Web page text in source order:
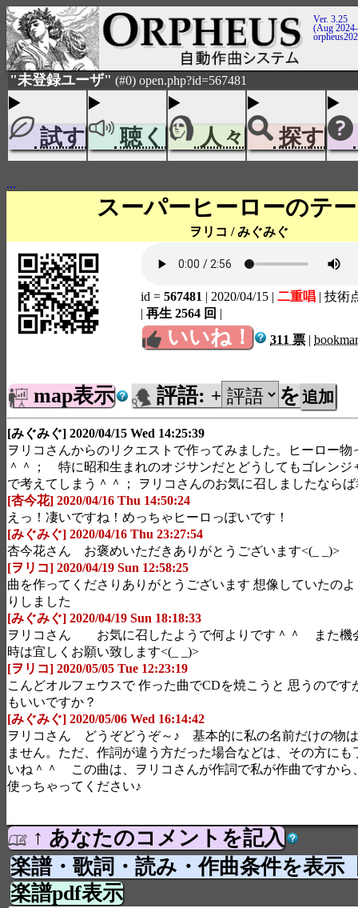
Ver. 3.25
(Aug
"未登録ユーザ" (#0) open.php?id=567481
試す 聴く 人々 探す
...
スーパーヒーローのテ
ヲリコ / みぐみぐ
id = 567481 | 2020/04/15 | 二重唱 | 技術
| 再生 2564 回 |
いいね！ 311 票 |
map表示 評語: + を
[みぐみぐ] 2020/04/15 Wed 14:25:39
ヲリコさんからのリクエストで作ってみました。ヒーロー物
＾＾； 特に昭和生まれのオジサンだとどうしてもゴレンジ
で考えてしまう＾＾； ヲリコさんのお気に召しましたならば
[杏今花] 2020/04/16 Thu 14:50:24
えっ！凄いですね！めっちゃヒーロっぽいです！
[みぐみぐ] 2020/04/16 Thu 23:27:54
杏今花さん お褒めいただきありがとうございます<(_ _)>
[ヲリコ] 2020/04/19 Sun 12:58:25
曲を作ってくださりありがとうございます 想像していたの
りしました
[みぐみぐ] 2020/04/19 Sun 18:18:33
ヲリコさん お気に召したようで何よりです＾＾ また機
時は宜しくお願い致します<(_ _)>
[ヲリコ] 2020/05/05 Tue 12:23:19
こんどオルフェウスで 作った曲でCDを焼こうと 思うのです
もいいですか？
[みぐみぐ] 2020/05/06 Wed 16:14:42
ヲリコさん どうぞどうぞ～♪ 基本的に私の名前だけの物
ません。ただ、作詞が違う方だった場合などは、その方にも
いね＾＾ この曲は、ヲリコさんが作詞で私が作曲ですから
使っちゃってください♪
↑ あなたのコメントを記入
楽譜・歌詞・読み・作曲条件を表示
楽譜pdf表示